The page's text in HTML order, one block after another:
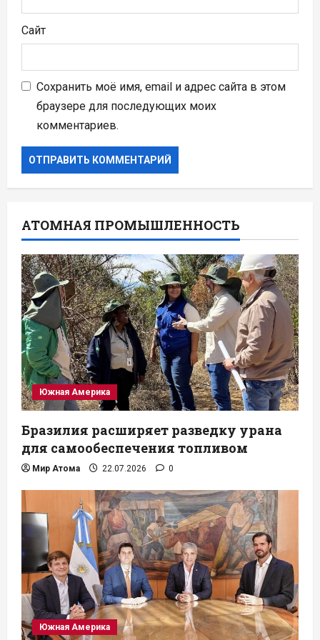
Сайт
Сохранить моё имя, email и адрес сайта в этом
браузере для последующих моих
комментариев.
АТОМНАЯ ПРОМЫШЛЕННОСТЬ
Южная Америка
Бразилия расширяет разведку урана
для самообеспечения топливом
Мир Атома 22.07.2026 0
Южная Америка